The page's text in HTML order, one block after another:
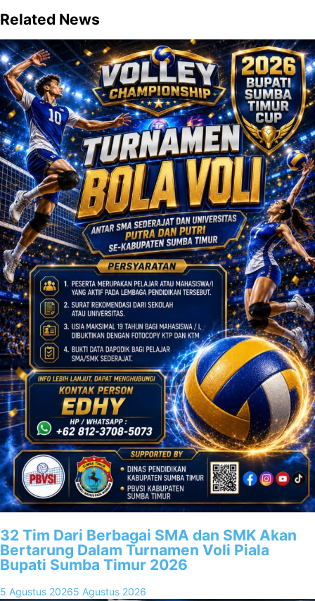
Related News
32 Tim Dari Berbagai SMA dan SMK Akan
Bertarung Dalam Turnamen Voli Piala
Bupati Sumba Timur 2026
5 Agustus 20265 Agustus 2026